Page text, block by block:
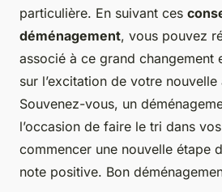
particulière. En suivant ces
déménagement, vous pouvez
associé à ce grand changement
sur l’excitation de votre nouvelle
Souvenez-vous, un
l’occasion de faire le tri dans
commencer une nouvelle étape
note positive. Bon